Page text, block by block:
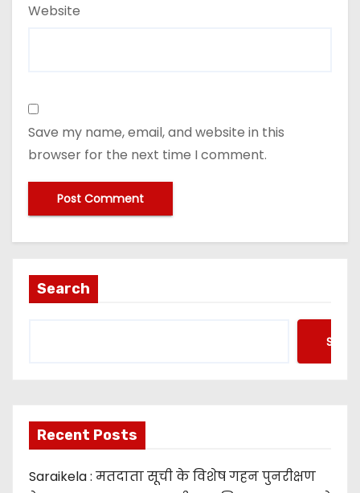
Website
Save my name, email, and website in this
browser for the next time I comment.
Search
Recent Posts
Saraikela : मतदाता सूची के विशेष गहन पुनरीक्षण